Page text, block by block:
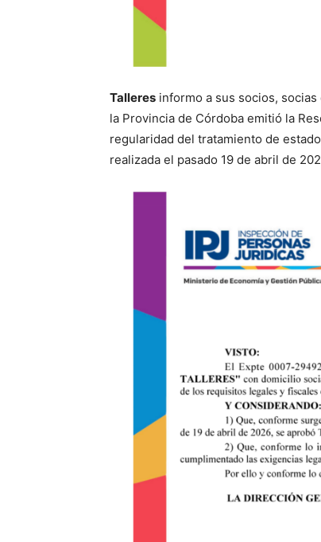
Talleres informo a sus socios,
la Provincia de Córdoba emitió la
regularidad del tratamiento de
realizada el pasado 19 de abril de